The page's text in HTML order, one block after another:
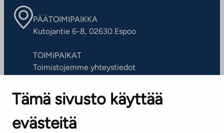
Tämä sivusto käyttää
evästeitä
PÄÄTOIMIPAIKKA
Kutojantie 6-8, 02630 Espoo
TOIMIPAIKAT
Toimistojemme yhteystiedot
ASIAKASPALVELUKESKUS
Puh. 045 7734 3777
(arkisin klo 8-16)